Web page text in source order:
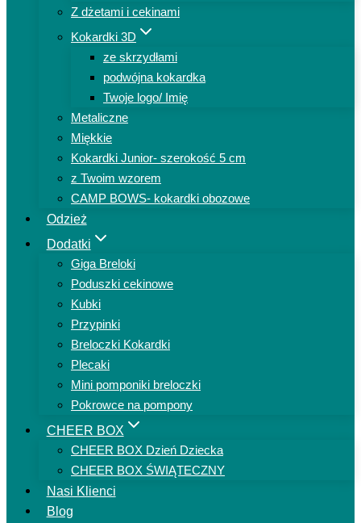
Z dżetami i cekinami
Kokardki 3D
ze skrzydłami
podwójna kokardka
Twoje logo/ Imię
Metaliczne
Miękkie
Kokardki Junior- szerokość 5 cm
z Twoim wzorem
CAMP BOWS- kokardki obozowe
Odzież
Dodatki
Giga Breloki
Poduszki cekinowe
Kubki
Przypinki
Breloczki Kokardki
Plecaki
Mini pomponiki breloczki
Pokrowce na pompony
CHEER BOX
CHEER BOX Dzień Dziecka
CHEER BOX ŚWIĄTECZNY
Nasi Klienci
Blog